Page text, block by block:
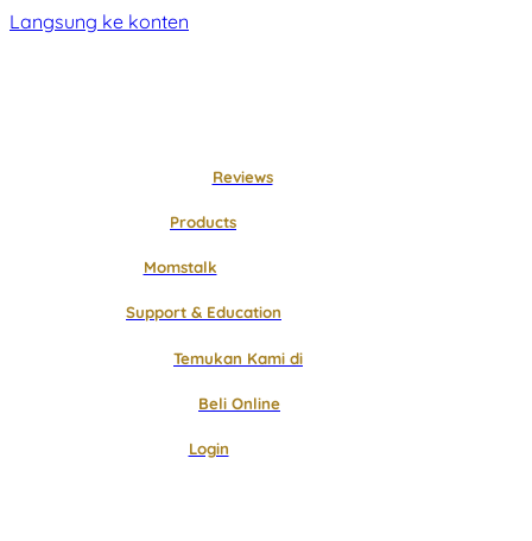
Langsung ke konten
Reviews
Products
Momstalk
Support & Education
Temukan Kami di
Beli Online
Login